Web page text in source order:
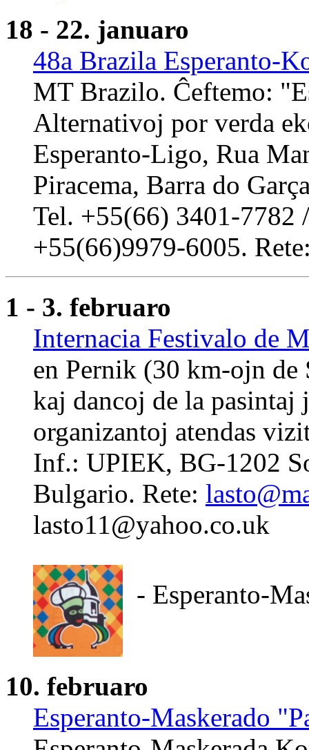
18 - 22. januaro
48a Brazila Esperanto-
MT Brazilo. Ĉeftemo:
Alternativoj por verda
Esperanto-Ligo, Rua
Piracema, Barra do
Tel. +55(66) 3401-7782
+55(66)9979-6005.
1 - 3. februaro
Internacia Festivalo de
en Pernik (30 km-ojn
kaj dancoj de la pasintaj
organizantoj atendas
Inf.: UPIEK, BG-1202
Bulgario. Rete:
lasto11@yahoo.co.uk
- Esperanto-
10. februaro
Esperanto-Maskerado